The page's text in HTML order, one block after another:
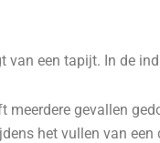
een tapijt. In de
meerdere gevallen
het vullen van